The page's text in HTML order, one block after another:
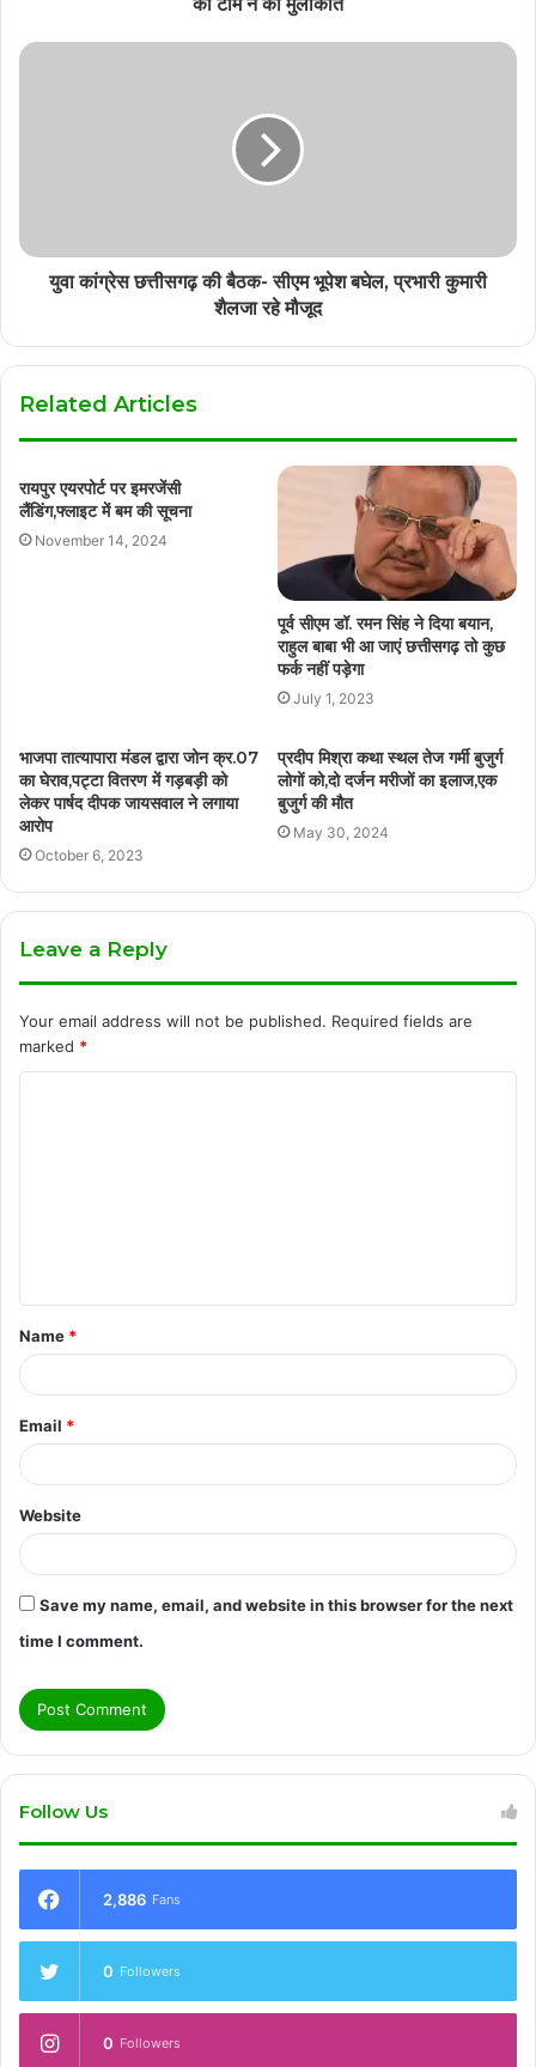
युवा कांग्रेस छत्तीसगढ़ की बैठक- सीएम भूपेश बघेल, प्रभारी कुमारी
शैलजा रहे मौजूद
Related Articles
रायपुर एयरपोर्ट पर इमरजेंसी
लैंडिंग,फ्लाइट में बम की सूचना
November 14, 2024
पूर्व सीएम डॉ. रमन सिंह ने दिया बयान,
राहुल बाबा भी आ जाएं छत्तीसगढ़ तो कुछ
फर्क नहीं पड़ेगा
July 1, 2023
भाजपा तात्यापारा मंडल द्वारा जोन क्र.07
का घेराव,पट्टा वितरण में गड़बड़ी को
लेकर पार्षद दीपक जायसवाल ने लगाया
आरोप
October 6, 2023
प्रदीप मिश्रा कथा स्थल तेज गर्मी बुजुर्ग
लोगों को,दो दर्जन मरीजों का इलाज,एक
बुजुर्ग की मौत
May 30, 2024
Leave a Reply
Your email address will not be published. Required fields are
marked *
t
*
Name *
Email *
Website
Save my name, email, and website in this browser for the next
time I comment.
Follow Us
2,886 Fans
0 Followers
0 Followers